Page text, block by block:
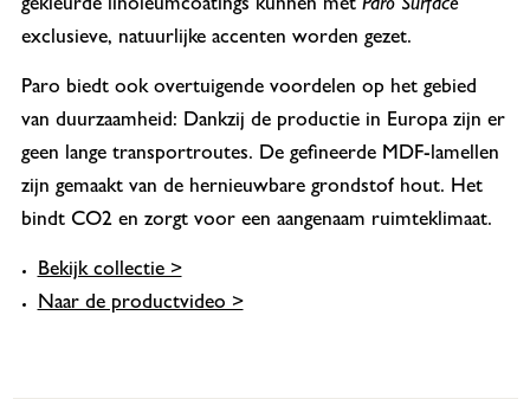
gekleurde linoleumcoatings kunnen met Paro Surface
exclusieve, natuurlijke accenten worden gezet.
Paro biedt ook overtuigende voordelen op het gebied
van duurzaamheid: Dankzij de productie in Europa zijn er
geen lange transportroutes. De gefineerde MDF-lamellen
zijn gemaakt van de hernieuwbare grondstof hout. Het
bindt CO2 en zorgt voor een aangenaam ruimteklimaat.
Bekijk collectie >
Naar de productvideo >